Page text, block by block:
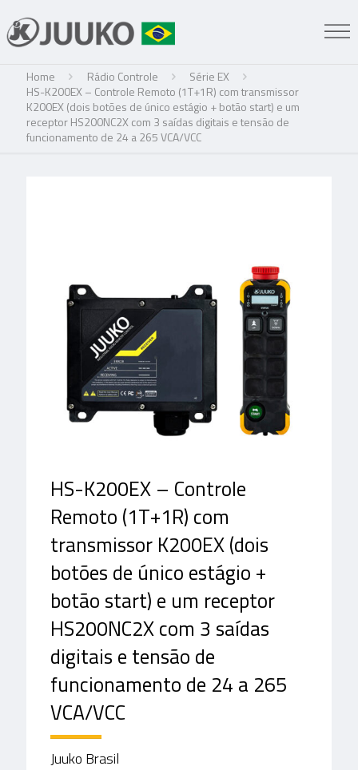
Home Rádio Controle
Série EX
HS-K200EX – Controle Remoto (1T+1R) com transmissor
K200EX (dois botões de único estágio + botão start) e um
receptor HS200NC2X com 3 saídas digitais e tensão de
funcionamento de 24 a 265 VCA/VCC
HS-K200EX – Controle
Remoto (1T+1R) com
transmissor K200EX (dois
botões de único estágio +
botão start) e um receptor
HS200NC2X com 3 saídas
digitais e tensão de
funcionamento de 24 a 265
VCA/VCC
Juuko Brasil